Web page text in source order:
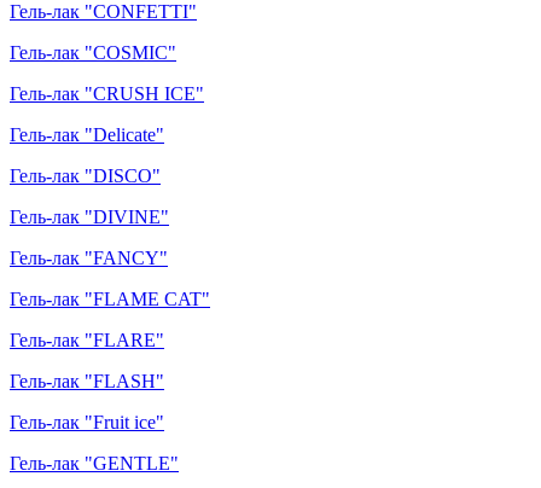
Гель-лак "CONFETTI"
Гель-лак "COSMIC"
Гель-лак "CRUSH ICE"
Гель-лак "Delicate"
Гель-лак "DISCO"
Гель-лак "DIVINE"
Гель-лак "FANCY"
Гель-лак "FLAME CAT"
Гель-лак "FLARE"
Гель-лак "FLASH"
Гель-лак "Fruit ice"
Гель-лак "GENTLE"